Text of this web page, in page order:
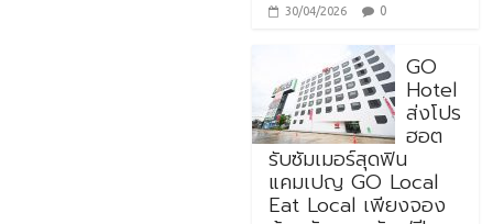
30/04/2026 0
GO
Hotel
ส่งโปร
ฮอต
รับซัมเมอร์สุดฟิน
แคมเปญ GO Local
Eat Local เพียงจอง